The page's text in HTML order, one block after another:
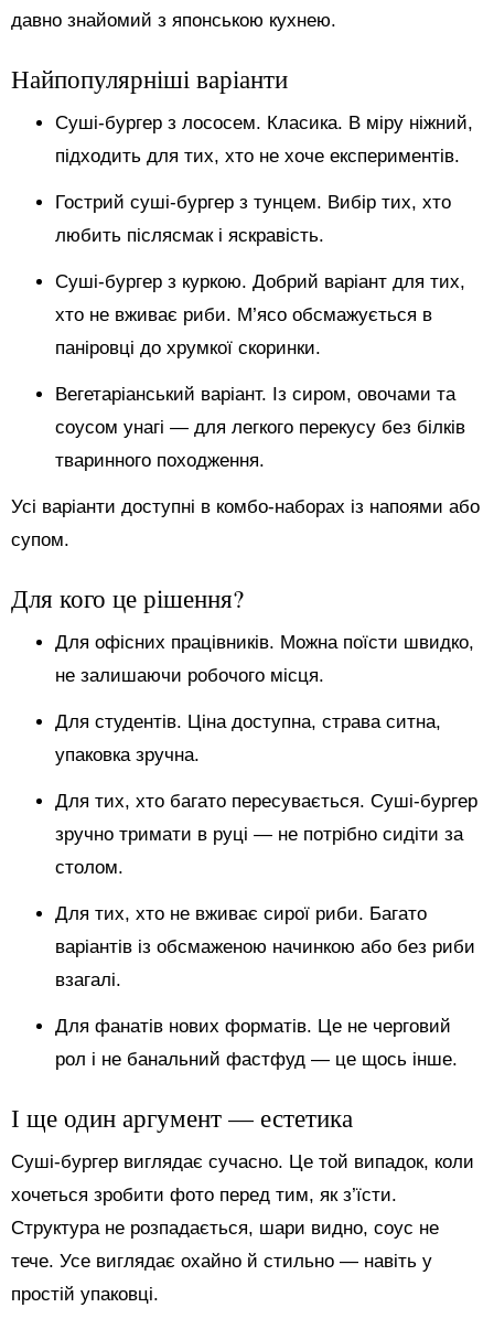
давно знайомий з японською кухнею.
Найпопулярніші варіанти
Суші-бургер з лососем. Класика. В міру ніжний,
підходить для тих, хто не хоче експериментів.
Гострий суші-бургер з тунцем. Вибір тих, хто
любить післясмак і яскравість.
Суші-бургер з куркою. Добрий варіант для тих,
хто не вживає риби. М’ясо обсмажується в
паніровці до хрумкої скоринки.
Вегетаріанський варіант. Із сиром, овочами та
соусом унагі — для легкого перекусу без білків
тваринного походження.
Усі варіанти доступні в комбо-наборах із напоями або
супом.
Для кого це рішення?
Для офісних працівників. Можна поїсти швидко,
не залишаючи робочого місця.
Для студентів. Ціна доступна, страва ситна,
упаковка зручна.
Для тих, хто багато пересувається. Суші-бургер
зручно тримати в руці — не потрібно сидіти за
столом.
Для тих, хто не вживає сирої риби. Багато
варіантів із обсмаженою начинкою або без риби
взагалі.
Для фанатів нових форматів. Це не черговий
рол і не банальний фастфуд — це щось інше.
І ще один аргумент — естетика
Суші-бургер виглядає сучасно. Це той випадок, коли
хочеться зробити фото перед тим, як з’їсти.
Структура не розпадається, шари видно, соус не
тече. Усе виглядає охайно й стильно — навіть у
простій упаковці.